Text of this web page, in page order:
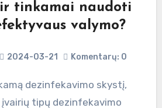
tinkamai naudoti
valymo?
2024-03-21 Komentarų: 0
tipų dezinfekavimo